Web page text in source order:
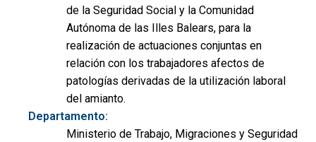
de la Seguridad Social y la Comunidad
Autónoma de las Illes Balears, para la
realización de actuaciones conjuntas en
relación con los trabajadores afectos de
patologías derivadas de la utilización laboral
del amianto.
Departamento:
Ministerio de Trabajo, Migraciones y Seguridad